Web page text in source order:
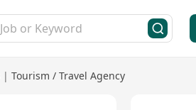
| Tourism / Travel Agency